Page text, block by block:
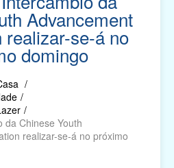
Profissionais e Sindicatos
Filantrópicas, Voluntárias
Advancement
realizar-se-á no
domingo
/
/
/
da Chinese Youth
realizar-se-á no próximo